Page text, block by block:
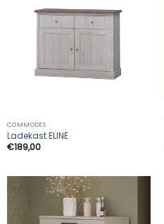
COMMODES
Ladekast ELINE
€189,00